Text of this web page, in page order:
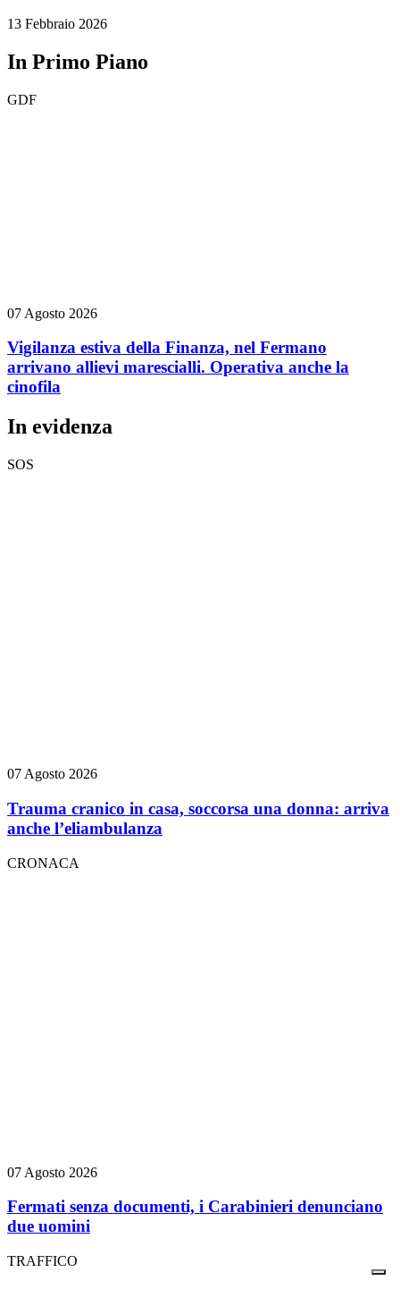
13 Febbraio 2026
In Primo Piano
GDF
07 Agosto 2026
Vigilanza estiva della Finanza, nel Fermano
arrivano allievi marescialli. Operativa anche la
cinofila
In evidenza
SOS
07 Agosto 2026
Trauma cranico in casa, soccorsa una donna: arriva
anche l’eliambulanza
CRONACA
07 Agosto 2026
Fermati senza documenti, i Carabinieri denunciano
due uomini
TRAFFICO